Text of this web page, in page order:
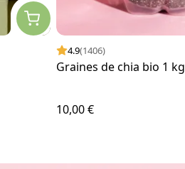
4.9(1406)
Graines de chia bio 1 kg
10,00 €